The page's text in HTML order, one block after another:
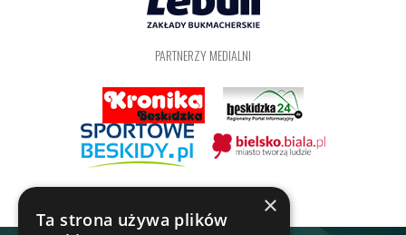
PARTNERZY MEDIALNI
×
Ta strona używa plików